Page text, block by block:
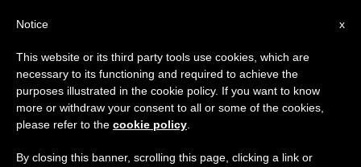
PAPI,VIAGGI
x
Notice
This website or its third party tools use cookies, which are
necessary to its functioning and required to achieve the
purposes illustrated in the cookie policy. If you want to know
more or withdraw your consent to all or some of the cookies,
please refer to the cookie policy
By closing this banner, scrolling this page, clicking a link or